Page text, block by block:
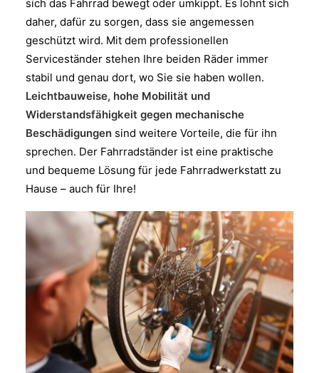
sich das Fahrrad bewegt oder umkippt. Es lohnt sich
daher, dafür zu sorgen, dass sie angemessen
geschützt wird. Mit dem professionellen
Serviceständer stehen Ihre beiden Räder immer
stabil und genau dort, wo Sie sie haben wollen.
Leichtbauweise, hohe Mobilität und
Widerstandsfähigkeit gegen mechanische
Beschädigungen sind weitere Vorteile, die für ihn
sprechen. Der Fahrradständer ist eine praktische
und bequeme Lösung für jede Fahrradwerkstatt zu
Hause – auch für Ihre!